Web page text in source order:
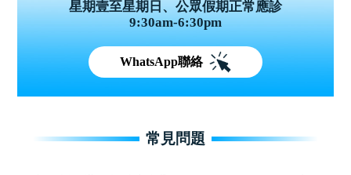
星期壹至星期日、公眾假期正常應診
9:30am-6:30pm
WhatsApp聯絡
常見問題